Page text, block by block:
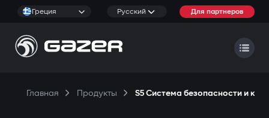
Греция Русский Для партнеров
Главная Продукты S5 Система безопасности и